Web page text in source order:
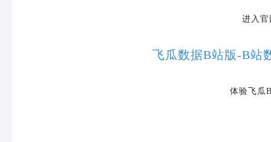
进入官
飞瓜数据B站版-B站
体验飞瓜